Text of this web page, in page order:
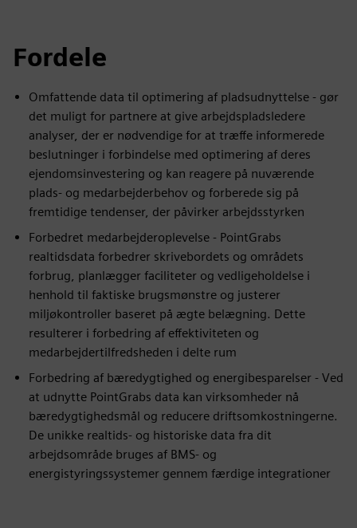
Fordele
Omfattende data til optimering af pladsudnyttelse - gør
det muligt for partnere at give arbejdspladsledere
analyser, der er nødvendige for at træffe informerede
beslutninger i forbindelse med optimering af deres
ejendomsinvestering og kan reagere på nuværende
plads- og medarbejderbehov og forberede sig på
fremtidige tendenser, der påvirker arbejdsstyrken
Forbedret medarbejderoplevelse - PointGrabs
realtidsdata forbedrer skrivebordets og områdets
forbrug, planlægger faciliteter og vedligeholdelse i
henhold til faktiske brugsmønstre og justerer
miljøkontroller baseret på ægte belægning. Dette
resulterer i forbedring af effektiviteten og
medarbejdertilfredsheden i delte rum
Forbedring af bæredygtighed og energibesparelser - Ved
at udnytte PointGrabs data kan virksomheder nå
bæredygtighedsmål og reducere driftsomkostningerne.
De unikke realtids- og historiske data fra dit
arbejdsområde bruges af BMS- og
energistyringssystemer gennem færdige integrationer